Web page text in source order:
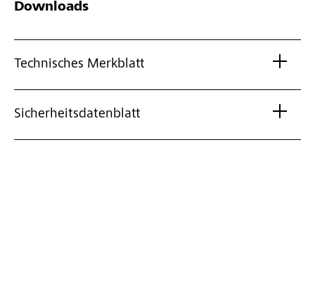
Downloads
Technisches Merkblatt
Sicherheitsdatenblatt